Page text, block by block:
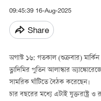
09:45:39 16-Aug-2025
Share
অগাস্ট ১৬: গতকাল (শুক্রবার) মার্কিন
ভ্লাদিমির পুতিন আলাস্কার
সামরিক ঘাঁটিতে বৈঠক করেছেন।
চার বছরের মধ্যে এটাই যুক্তরাষ্ট্র